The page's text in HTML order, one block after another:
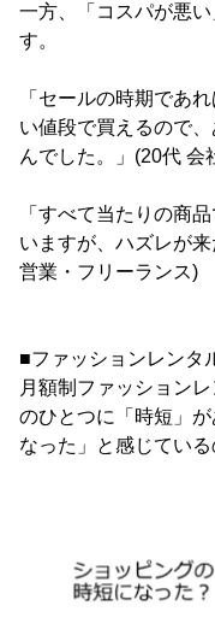
一方、「コスパが悪
す。
「セールの時期であ
い値段で買えるので
んでした。」(20代 会
「すべて当たりの商
いますが、ハズレが
営業・フリーランス)
■ファッションレンタ
月額制ファッション
のひとつに「時短」
なった」と感じてい